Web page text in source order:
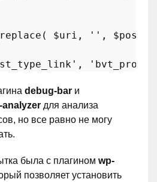
( $uri , '' ,
,
debug-bar и
analyzer для анализа
но все равно не могу
была с плагином wp-
позволяет установить